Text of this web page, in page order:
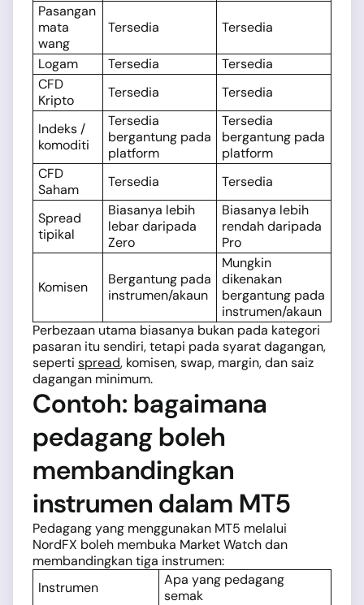
Pasangan
mata
wang
Tersedia Tersedia
Logam Tersedia
Tersedia
CFD
Kripto
Tersedia Tersedia
Indeks /
komoditi
Tersedia
bergantung pada
platform
Tersedia
bergantung pada
platform
CFD
Saham
Tersedia Tersedia
Spread
tipikal
Biasanya lebih
lebar daripada
Zero
Biasanya lebih
rendah daripada
Pro
Komisen
Bergantung pada
instrumen/akaun
Mungkin
dikenakan
bergantung pada
instrumen/akaun
Perbezaan utama biasanya bukan pada kategori
pasaran itu sendiri, tetapi pada syarat dagangan,
seperti spread, komisen, swap, margin, dan saiz
dagangan minimum.
Contoh: bagaimana
pedagang boleh
membandingkan
instrumen dalam MT5
Pedagang yang menggunakan MT5 melalui
NordFX boleh membuka Market Watch dan
membandingkan tiga instrumen:
Instrumen
Apa yang pedagang
semak